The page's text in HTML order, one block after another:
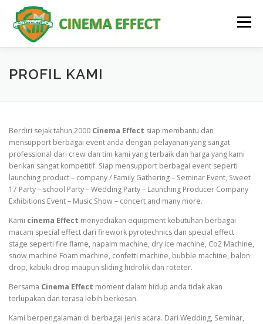
content
Menu
HOME PROFIL KAMI
PROFIL KAMI
Berdiri sejak tahun 2000 Cinema Effect siap membantu dan
mensupport berbagai event anda dengan pelayanan yang sangat
professional dari crew dan tim kami yang terbaik dan harga yang kami
berikan sangat kompetitif. Siap mensupport berbagai event seperti
launching product – company / Family Gathering – Seminar Event, Sweet
17 Party – school Party – Wedding Party – Launching Producer Company
Exhibitions Event – Music Show – concert and many more.
Kami cinema Effect menyediakan equipment kebutuhan berbagai
macam special effect dari firework pyrotechnics dan special effect
stage seperti fire flame, napalm machine, dry ice machine, Co2 Machine,
snow machine Foam machine, confetti machine, bubble machine, balon
drop, kabuki drop maupun sliding hidrolik dan roteter.
Bersama Cinema Effect moment dalam hidup anda tidak akan
terlupakan dan terasa lebih berkesan.
Kami berpengalaman di berbagai jenis acara. Dari Wedding, Seminar,